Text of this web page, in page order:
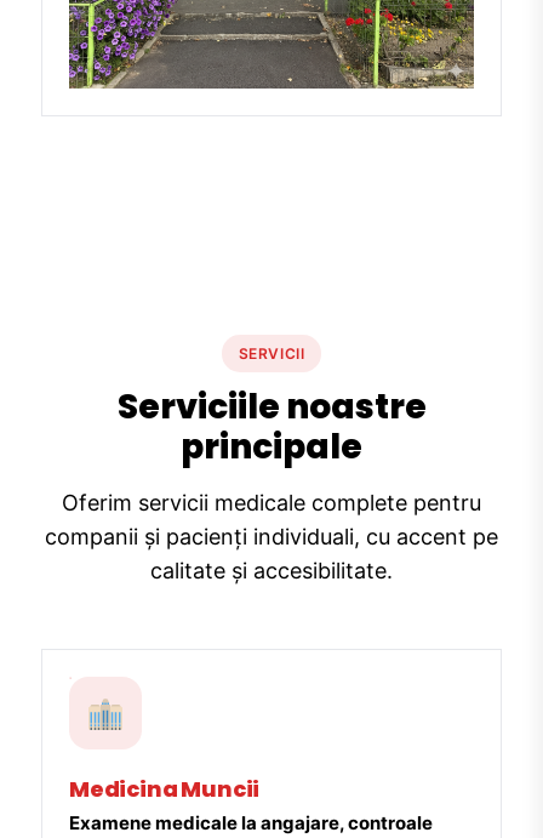
SERVICII
Serviciile noastre
principale
Oferim servicii medicale complete pentru
companii și pacienți individuali, cu accent pe
calitate și accesibilitate.
Medicina Muncii
Examene medicale la angajare, controale